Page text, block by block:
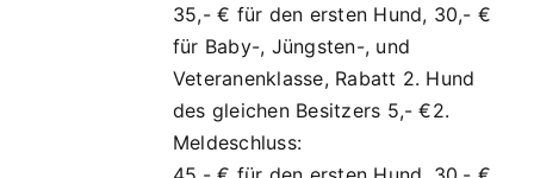
35,- € für den ersten Hund, 30,- €
für Baby-, Jüngsten-, und
Veteranenklasse, Rabatt 2. Hund
des gleichen Besitzers 5,- €2.
Meldeschluss: